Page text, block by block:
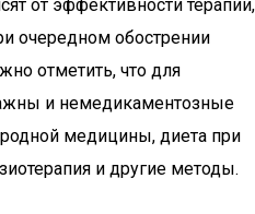
от эффективности терапии,
очередном обострении
отметить, что для
и немедикаментозные
медицины, диета при
и другие методы.